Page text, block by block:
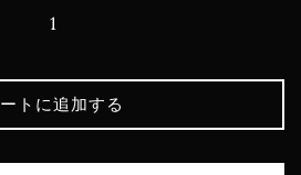
トに追加する